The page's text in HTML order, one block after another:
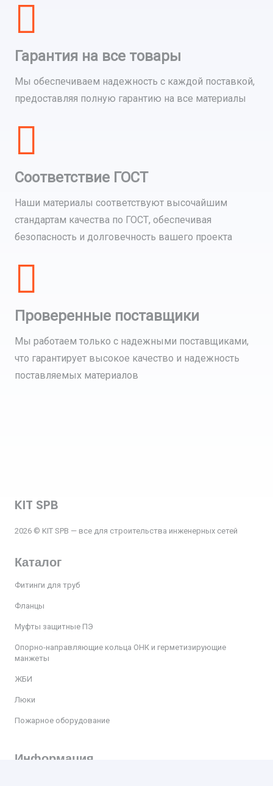
Гарантия на все товары
Мы обеспечиваем надежность с каждой поставкой,
предоставляя полную гарантию на все материалы
Соответствие ГОСТ
Наши материалы соответствуют высочайшим
стандартам качества по ГОСТ, обеспечивая
безопасность и долговечность вашего проекта
Проверенные поставщики
Мы работаем только с надежными поставщиками,
что гарантирует высокое качество и надежность
поставляемых материалов
KIT SPB
2026 © KIT SPB — все для строительства инженерных сетей
Каталог
Фитинги для труб
Фланцы
Муфты защитные ПЭ
Опорно-направляющие кольца ОНК и герметизирующие
манжеты
ЖБИ
Люки
Пожарное оборудование
Информация